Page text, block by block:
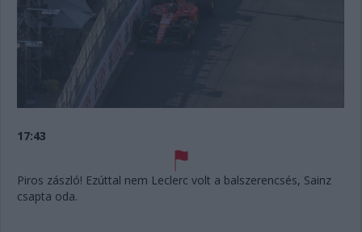
17:43
Piros zászló! Ezúttal nem Leclerc volt a balszerencsés, Sainz
csapta oda.